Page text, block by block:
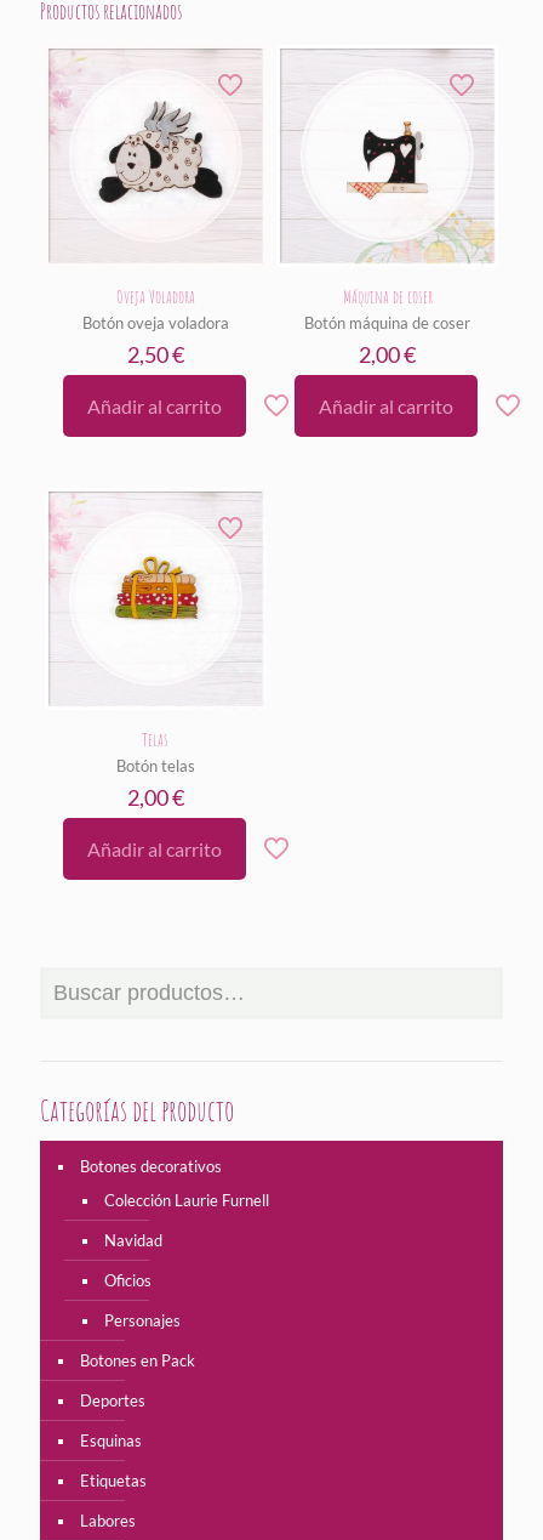
Productos relacionados
Oveja Voladora
Botón oveja voladora
2,50€
Añadir al carrito
Máquina de coser
Botón máquina de coser
2,00€
Añadir al carrito
Telas
Botón telas
2,00€
Añadir al carrito
Categorías del producto
Botones decorativos
Colección Laurie Furnell
Navidad
Oficios
Personajes
Botones en Pack
Deportes
Esquinas
Etiquetas
Labores